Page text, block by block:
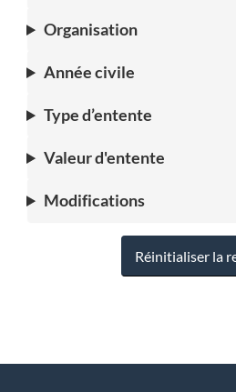
Organisation
Année civile
Type d’entente
Valeur d'entente
Modifications
Réinitialiser la
D